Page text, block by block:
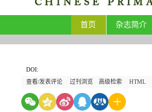
首页 杂志简介
DOI:
查看/发表评论
过刊浏览 高级检索 HTML